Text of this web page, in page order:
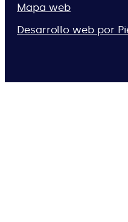
Mapa web
Desarrollo web por